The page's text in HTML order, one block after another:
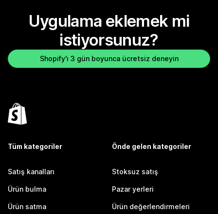
Uygulama eklemek mi
istiyorsunuz?
Shopify'ı 3 gün boyunca ücretsiz deneyin
Tüm kategoriler
Satış kanalları
Ürün bulma
Ürün satma
Önde gelen kategoriler
Stoksuz satış
Pazar yerleri
Ürün değerlendirmeleri